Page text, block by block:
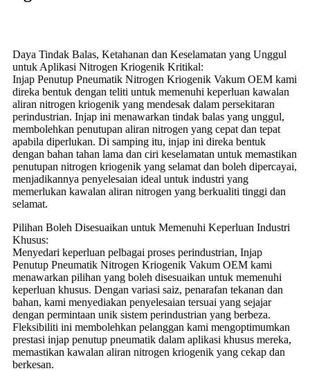
Daya Tindak Balas, Ketahanan dan Keselamatan yang Unggul
untuk Aplikasi Nitrogen Kriogenik Kritikal:
Injap Penutup Pneumatik Nitrogen Kriogenik Vakum OEM kami
direka bentuk dengan teliti untuk memenuhi keperluan kawalan
aliran nitrogen kriogenik yang mendesak dalam persekitaran
perindustrian. Injap ini menawarkan tindak balas yang unggul,
membolehkan penutupan aliran nitrogen yang cepat dan tepat
apabila diperlukan. Di samping itu, injap ini direka bentuk
dengan bahan tahan lama dan ciri keselamatan untuk memastikan
penutupan nitrogen kriogenik yang selamat dan boleh dipercayai,
menjadikannya penyelesaian ideal untuk industri yang
memerlukan kawalan aliran nitrogen yang berkualiti tinggi dan
selamat.
Pilihan Boleh Disesuaikan untuk Memenuhi Keperluan Industri
Khusus:
Menyedari keperluan pelbagai proses perindustrian, Injap
Penutup Pneumatik Nitrogen Kriogenik Vakum OEM kami
menawarkan pilihan yang boleh disesuaikan untuk memenuhi
keperluan khusus. Dengan variasi saiz, penarafan tekanan dan
bahan, kami menyediakan penyelesaian tersuai yang sejajar
dengan permintaan unik sistem perindustrian yang berbeza.
Fleksibiliti ini membolehkan pelanggan kami mengoptimumkan
prestasi injap penutup pneumatik dalam aplikasi khusus mereka,
memastikan kawalan aliran nitrogen kriogenik yang cekap dan
berkesan.